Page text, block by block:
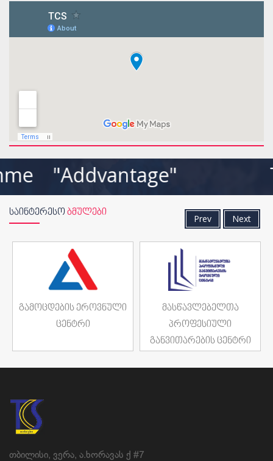
THE OFFICIAL
ᲡᲐᲘᲜᲢᲔᲠᲔᲡᲝ ᲑᲛᲣᲚᲔᲑᲘ
გამოცდების ეროვნული
ცენტრი
მასწავლებელთა
პროფესიული
განვითარების ცენტრი
Prev Next
თბილისი, ვერა, ა.ხორავას ქ #7